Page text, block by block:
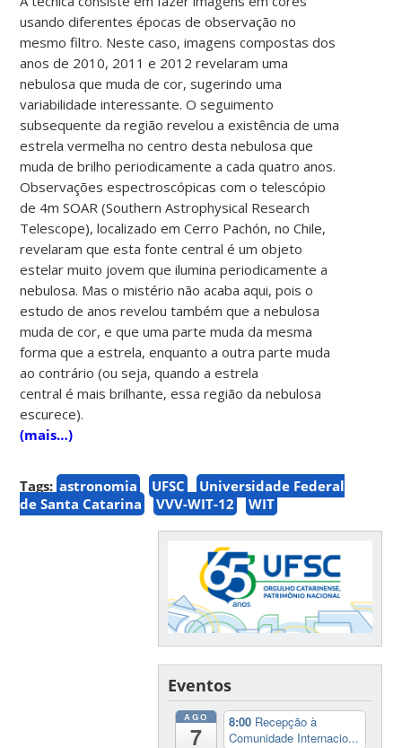
usando diferentes épocas de observação no
mesmo filtro. Neste caso, imagens compostas dos
anos de 2010, 2011 e 2012 revelaram uma
nebulosa que muda de cor, sugerindo uma
variabilidade interessante. O seguimento
subsequente da região revelou a existência de uma
estrela vermelha no centro desta nebulosa que
muda de brilho periodicamente a cada quatro anos.
Observações espectroscópicas com o telescópio
de 4m SOAR (Southern Astrophysical Research
Telescope), localizado em Cerro Pachón, no Chile,
revelaram que esta fonte central é um objeto
estelar muito jovem que ilumina periodicamente a
nebulosa. Mas o mistério não acaba aqui, pois o
estudo de anos revelou também que a nebulosa
muda de cor, e que uma parte muda da mesma
forma que a estrela, enquanto a outra parte muda
ao contrário (ou seja, quando a estrela
central é mais brilhante, essa região da nebulosa
escurece).
(mais…)
Tags: astronomia UFSC
Universidade Federal
de Santa Catarina
VVV-WIT-12 WIT
Eventos
AGO
7
8:00 Recepção à
Comunidade Internacio...